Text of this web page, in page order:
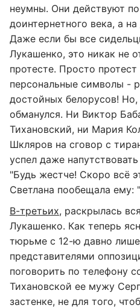
неумны. Они действуют
доинтернетного века, а
Даже если бы все
Лукашенко, это никак не
протесте. Просто
персональные символы -
достойных белорусов! Но,
обманулся. Ни Виктор
Тихановский, ни Мария
Шкляров на сговор с
успел даже
"Будь жестче! Скоро всё
Светлана пообещала ему:
В-третьих, раскрылась
Лукашенко. Как теперь
тюрьме с 12-ю давно
представителями
поговорить по телефону
Тихановской ее мужу
застенке, не для того,